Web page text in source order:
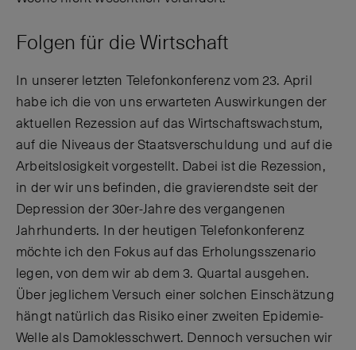
Folgen für die Wirtschaft
In unserer letzten Telefonkonferenz vom 23. April
habe ich die von uns erwarteten Auswirkungen der
aktuellen Rezession auf das Wirtschaftswachstum,
auf die Niveaus der Staatsverschuldung und auf die
Arbeitslosigkeit vorgestellt. Dabei ist die Rezession,
in der wir uns befinden, die gravierendste seit der
Depression der 30er-Jahre des vergangenen
Jahrhunderts. In der heutigen Telefonkonferenz
möchte ich den Fokus auf das Erholungsszenario
legen, von dem wir ab dem 3. Quartal ausgehen.
Über jeglichem Versuch einer solchen Einschätzung
hängt natürlich das Risiko einer zweiten Epidemie-
Welle als Damoklesschwert. Dennoch versuchen wir